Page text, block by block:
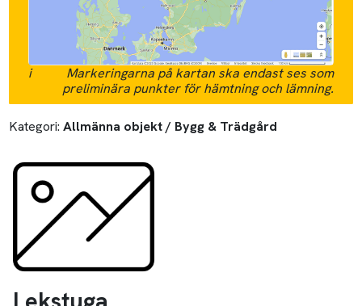
i
Markeringarna på kartan ska endast ses som
preliminära punkter för hämtning och lämning.
Kategori: Allmänna objekt / Bygg & Trädgård